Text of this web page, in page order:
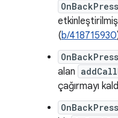
(b/418715930
alan
çağırmayı